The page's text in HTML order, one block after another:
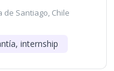
Santiago, Chile
internship